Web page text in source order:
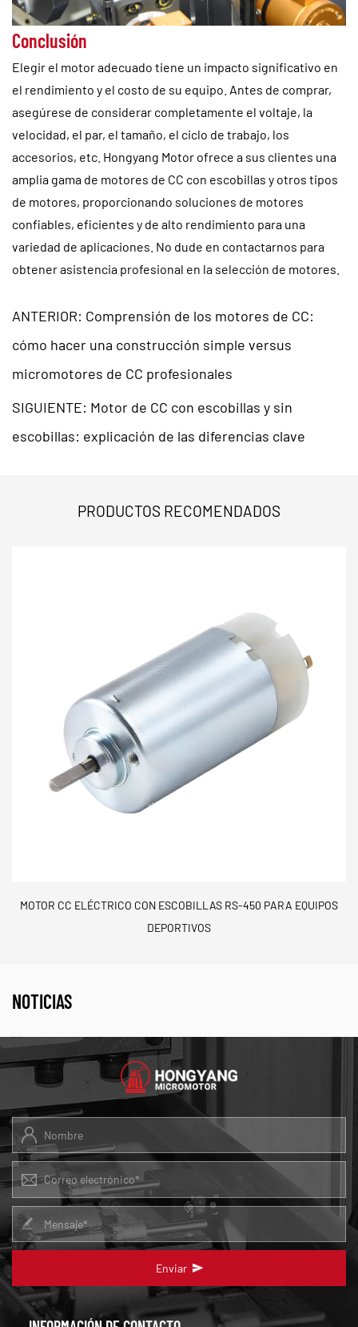
Conclusión
Elegir el motor adecuado tiene un impacto significativo en
el rendimiento y el costo de su equipo. Antes de comprar,
asegúrese de considerar completamente el voltaje, la
velocidad, el par, el tamaño, el ciclo de trabajo, los
accesorios, etc. Hongyang Motor ofrece a sus clientes una
amplia gama de motores de CC con escobillas y otros tipos
de motores, proporcionando soluciones de motores
confiables, eficientes y de alto rendimiento para una
variedad de aplicaciones. No dude en contactarnos para
obtener asistencia profesional en la selección de motores.
ANTERIOR: Comprensión de los motores de CC:
cómo hacer una construcción simple versus
micromotores de CC profesionales
SIGUIENTE: Motor de CC con escobillas y sin
escobillas: explicación de las diferencias clave
PRODUCTOS RECOMENDADOS
MOTOR CC ELÉCTRICO CON ESCOBILLAS RS-450 PARA EQUIPOS
DEPORTIVOS
NOTICIAS
Enviar